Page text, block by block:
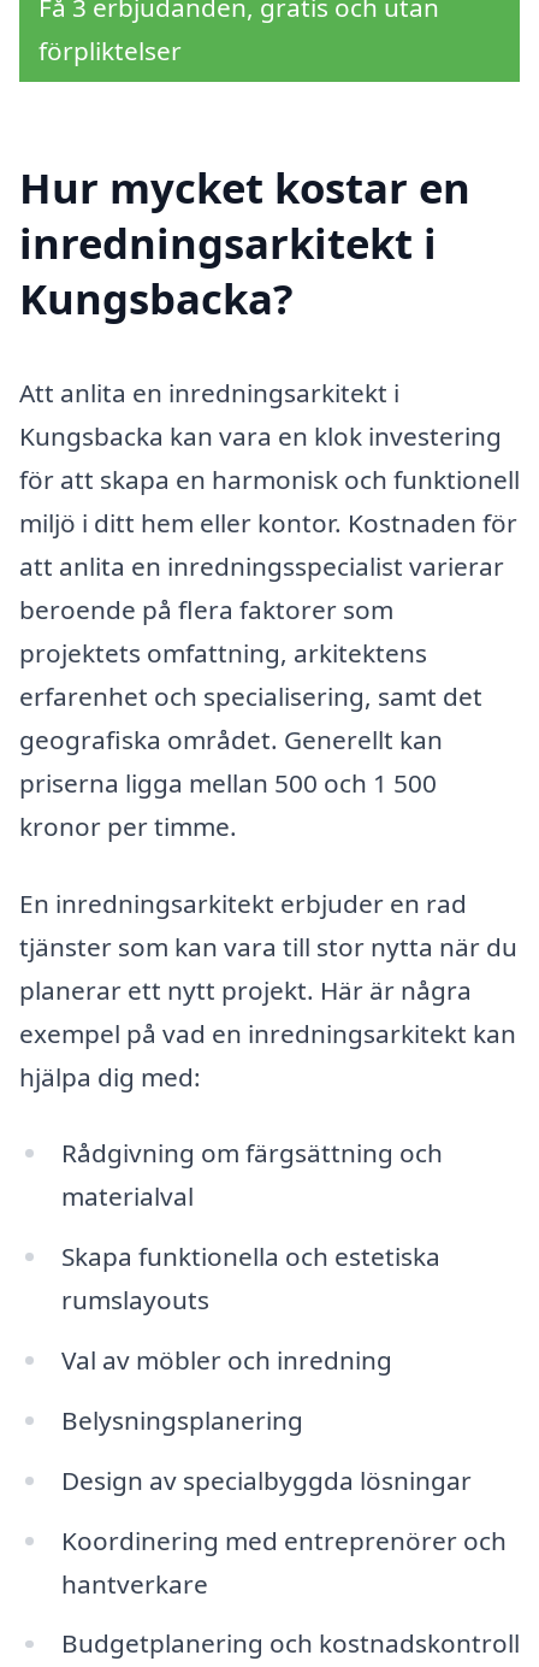
Få 3 erbjudanden, gratis och utan
förpliktelser
Hur mycket kostar en
inredningsarkitekt i
Kungsbacka?
Att anlita en inredningsarkitekt i
Kungsbacka kan vara en klok investering
för att skapa en harmonisk och funktionell
miljö i ditt hem eller kontor. Kostnaden för
att anlita en inredningsspecialist varierar
beroende på flera faktorer som
projektets omfattning, arkitektens
erfarenhet och specialisering, samt det
geografiska området. Generellt kan
priserna ligga mellan 500 och 1 500
kronor per timme.
En inredningsarkitekt erbjuder en rad
tjänster som kan vara till stor nytta när du
planerar ett nytt projekt. Här är några
exempel på vad en inredningsarkitekt kan
hjälpa dig med:
Rådgivning om färgsättning och
materialval
Skapa funktionella och estetiska
rumslayouts
Val av möbler och inredning
Belysningsplanering
Design av specialbyggda lösningar
Koordinering med entreprenörer och
hantverkare
Budgetplanering och kostnadskontroll